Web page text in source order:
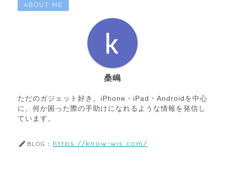
ABOUT ME
桑嶋
ただのガジェット好き。iPhone・iPad・Androidを中心
に、何か困った際の手助けになれるような情報を発信し
ています。
BLOG： https://know-wis.com/